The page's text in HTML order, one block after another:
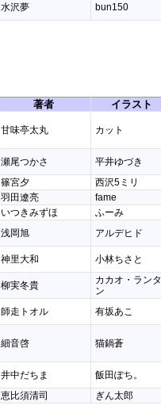
水沢夢 bun150
著者 イラスト
甘味亭太丸 カット
瀬尾つかさ 平井ゆづき
篠宮夕 西沢5ミリ
羽田遼亮 fame
いつきみずほ ふーみ
浅岡旭 アルデヒド
神里大和 小林ちさと
柳実冬貴
カカオ・ランタ
ン
師走トオル 有坂あこ
細音啓 猫鍋蒼
井中だちま 飯田ぽち。
恵比須清司 ぎん太郎